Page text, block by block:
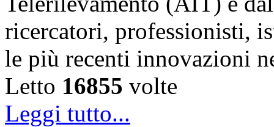
ricercatori, professionisti,
le più recenti innovazioni
Letto 16855 volte
Leggi tutto...